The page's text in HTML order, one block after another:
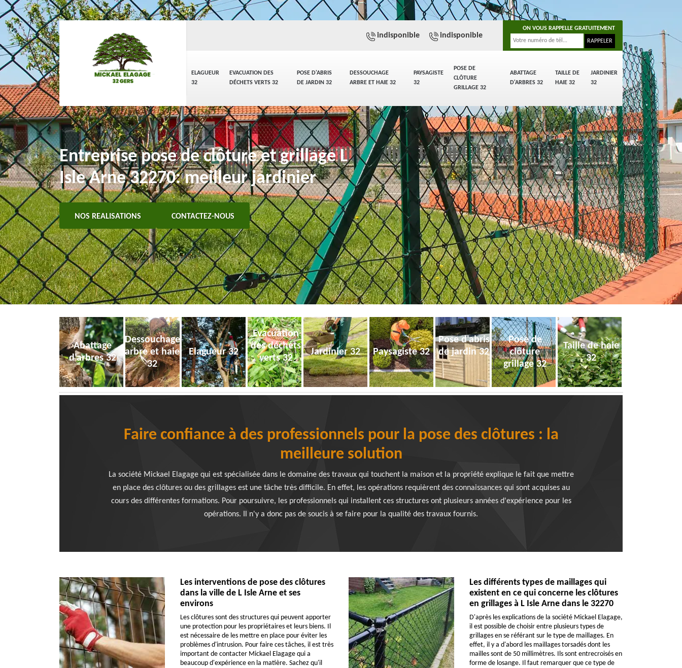
ELAGUEUR
32
EVACUATION DES
DÉCHETS VERTS 32
POSE D'ABRIS
DE JARDIN 32
DESSOUCHAGE
ARBRE ET HAIE 32
PAYSAGISTE
32
POSE DE
CLÔTURE
GRILLAGE 32
ABATTAGE
D'ARBRES 32
TAILLE DE
HAIE 32
JARDINIER
32
indisponible indisponible
ON VOUS RAPPELLE GRATUITEMENT
Entreprise pose de clôture et grillage L
Isle Arne 32270: meilleur jardinier
NOS REALISATIONS CONTACTEZ-NOUS
Abattage
d'arbres 32
Dessouchage
arbre et haie
32
Elagueur 32
Evacuation
des déchets
verts 32
Jardinier 32 Paysagiste 32
Pose d'abris
de jardin 32
Pose de
clôture
grillage 32
Taille de haie
32
Faire confiance à des professionnels pour la pose des clôtures : la
meilleure solution
La société Mickael Elagage qui est spécialisée dans le domaine des travaux qui touchent la maison et la propriété explique le fait que mettre
en place des clôtures ou des grillages est une tâche très difficile. En effet, les opérations requièrent des connaissances qui sont acquises au
cours des différentes formations. Pour poursuivre, les professionnels qui installent ces structures ont plusieurs années d'expérience pour les
opérations. Il n'y a donc pas de soucis à se faire pour la qualité des travaux fournis.
Les interventions de pose des clôtures
dans la ville de L Isle Arne et ses
environs
Les clôtures sont des structures qui peuvent apporter
une protection pour les propriétaires et leurs biens. Il
est nécessaire de les mettre en place pour éviter les
problèmes d'intrusion. Pour faire ces tâches, il est très
important de contacter Mickael Elagage qui a
beaucoup d'expérience en la matière. Sachez qu'il
Les différents types de maillages qui
existent en ce qui concerne les clôtures
en grillages à L Isle Arne dans le 32270
D'après les explications de la société Mickael Elagage,
il est possible de choisir entre plusieurs types de
grillages en se référant sur le type de maillages. En
effet, il y a d'abord les maillages torsadés dont les
mailles sont de 50 millimètres. Ils sont entrecroisés en
forme de losange. Il faut remarquer que ce type de